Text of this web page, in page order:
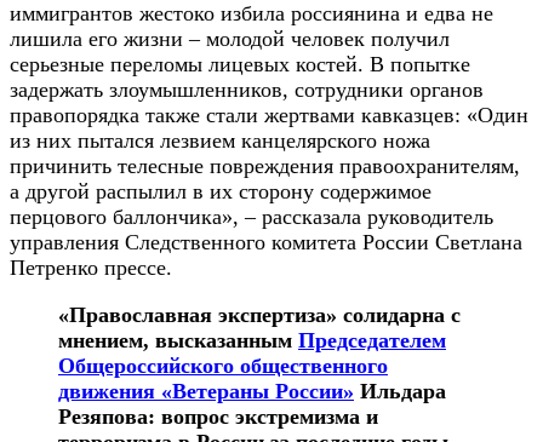
иммигрантов жестоко избила россиянина и едва не
лишила его жизни – молодой человек получил
серьезные переломы лицевых костей. В попытке
задержать злоумышленников, сотрудники органов
правопорядка также стали жертвами кавказцев: «Один
из них пытался лезвием канцелярского ножа
причинить телесные повреждения правоохранителям,
а другой распылил в их сторону содержимое
перцового баллончика», – рассказала руководитель
управления Следственного комитета России Светлана
Петренко прессе.
«Православная экспертиза» солидарна с
мнением, высказанным Председателем
Общероссийского общественного
движения «Ветераны России» Ильдара
Резяпова: вопрос экстремизма и